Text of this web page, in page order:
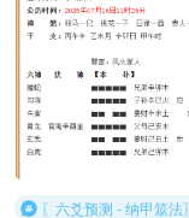
 〖六爻预测 - 纳甲筮法〗